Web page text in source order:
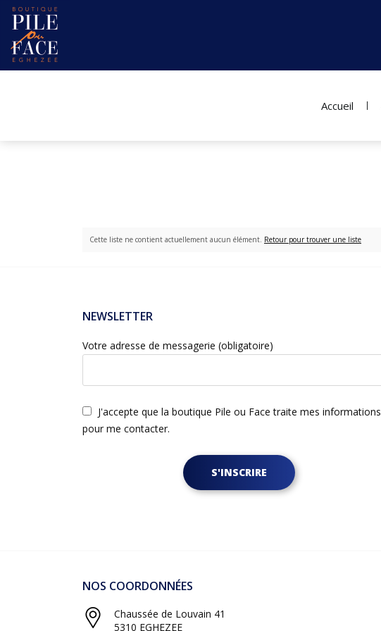
Accueil
Cette liste ne contient actuellement aucun élément. Retour pour trouver une liste
NEWSLETTER
Votre adresse de messagerie (obligatoire)
J'accepte que la boutique Pile ou Face traite mes informations
pour me contacter.
S'INSCRIRE
NOS COORDONNÉES
Chaussée de Louvain 41
5310 EGHEZEE